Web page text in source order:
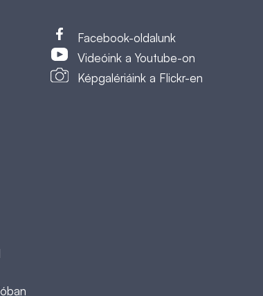
Facebook-oldalunk
Videóink a Youtube-on
Képgalériáink a Flickr-en